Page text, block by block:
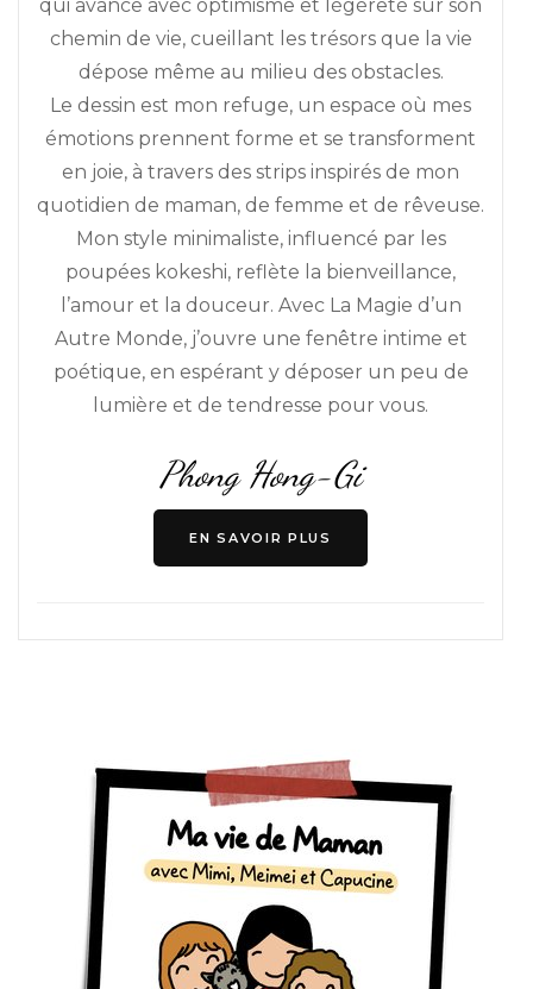
qui avance avec optimisme et légèreté sur son
chemin de vie, cueillant les trésors que la vie
dépose même au milieu des obstacles.
Le dessin est mon refuge, un espace où mes
émotions prennent forme et se transforment
en joie, à travers des strips inspirés de mon
quotidien de maman, de femme et de rêveuse.
Mon style minimaliste, influencé par les
poupées kokeshi, reflète la bienveillance,
l’amour et la douceur. Avec La Magie d’un
Autre Monde, j’ouvre une fenêtre intime et
poétique, en espérant y déposer un peu de
lumière et de tendresse pour vous.
Phong Hong-Gi
EN SAVOIR PLUS